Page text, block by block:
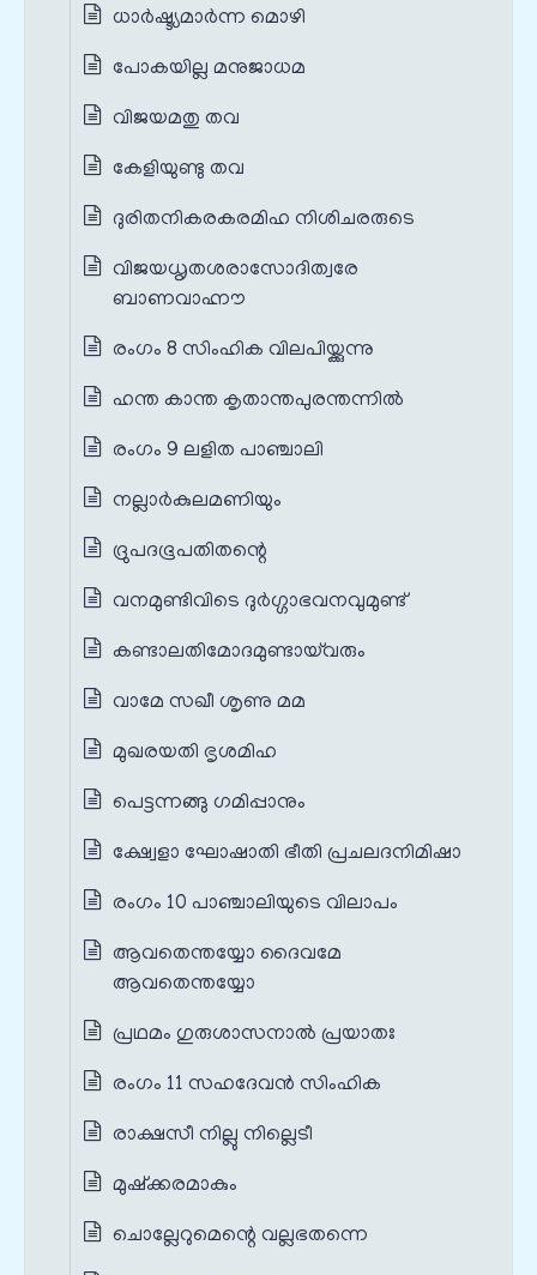
ധാർഷ്ട്യമാർന്ന മൊഴി
പോകയില്ല മനുജാധമ
വിജയമതു തവ
കേളിയുണ്ടു തവ
ദുരിതനികരകരമിഹ നിശിചരരുടെ
വിജയധൃതശരാസോദിത്വരേ
ബാണവാഹ്നൗ
രംഗം 8 സിംഹിക വിലപിയ്ക്കുന്നു
ഹന്ത കാന്ത കൃതാന്തപുരന്തന്നില്‍
രംഗം 9 ലളിത പാഞ്ചാലി
നല്ലാര്‍കുലമണിയും
ദ്രുപദഭൂപതിതന്റെ
വനമുണ്ടിവിടെ ദുര്‍ഗ്ഗാഭവനവുമുണ്ട്
കണ്ടാലതിമോദമുണ്ടായ്‌വരും
വാമേ സഖീ ശൃണു മമ
മുഖരയതി ഭൃശമിഹ
പെട്ടന്നങ്ങു ഗമിപ്പാനും
ക്ഷ്വേളാ ഘോഷാതി ഭീതി പ്രചലദനിമിഷാ
രംഗം 10 പാഞ്ചാലിയുടെ വിലാപം
ആവതെന്തയ്യോ ദൈവമേ
ആവതെന്തയ്യോ
പ്രഥമം ഗുരുശാസനാൽ പ്രയാതഃ
രംഗം 11 സഹദേവൻ സിംഹിക
രാക്ഷസീ നില്ലു നില്ലെടീ
മുഷ്ക്കരമാകും
ചൊല്ലേറുമെന്റെ വല്ലഭതന്നെ